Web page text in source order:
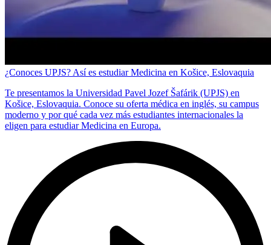
¿Conoces UPJS? Así es estudiar Medicina en Košice, Eslovaquia
Te presentamos la Universidad Pavel Jozef Šafárik (UPJS) en
Košice, Eslovaquia. Conoce su oferta médica en inglés, su campus
moderno y por qué cada vez más estudiantes internacionales la
eligen para estudiar Medicina en Europa.